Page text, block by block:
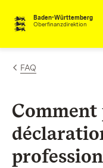
Passer au
Baden-Württemberg
Oberfinanzdirektion
FAQ